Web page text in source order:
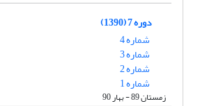
دوره 7 (1390)
شماره 4
شماره 3
شماره 2
شماره 1
زمستان 89 - بهار 90